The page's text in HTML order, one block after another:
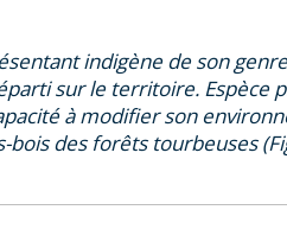
indigène de son
sur le territoire. Espèce
à modifier son
des forêts tourbeuses